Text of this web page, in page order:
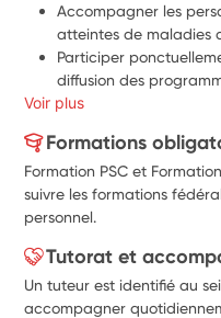
Accompagner les
atteintes de maladies
Participer
diffusion des
sport santé ;
communication sur les
Recueillir les
l'impact des actions
Voir plus
Formations
Formation PSC et
suivre les formations
personnel.
Tutorat et
Un tuteur est identifié au
accompagner